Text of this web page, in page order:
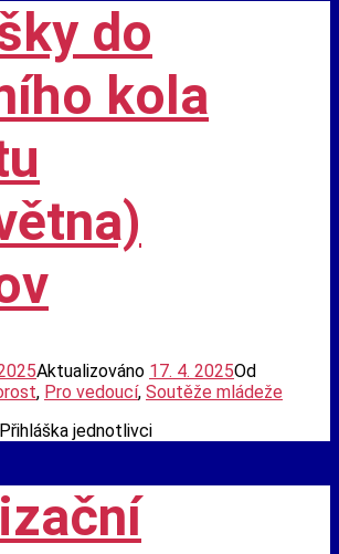
do
kola
Aktualizováno 17. 4. 2025Od
, Pro vedoucí, Soutěže mládeže
jednotlivci